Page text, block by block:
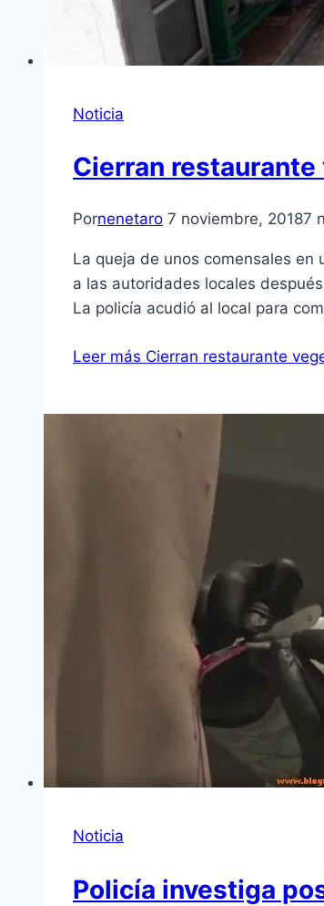
Noticia
Cierran
Pornenetaro 7 noviembre, 20187
La queja de unos comensales
a las autoridades locales
La policía acudió al local para
Leer más Cierran restaurante
Noticia
Policía investiga